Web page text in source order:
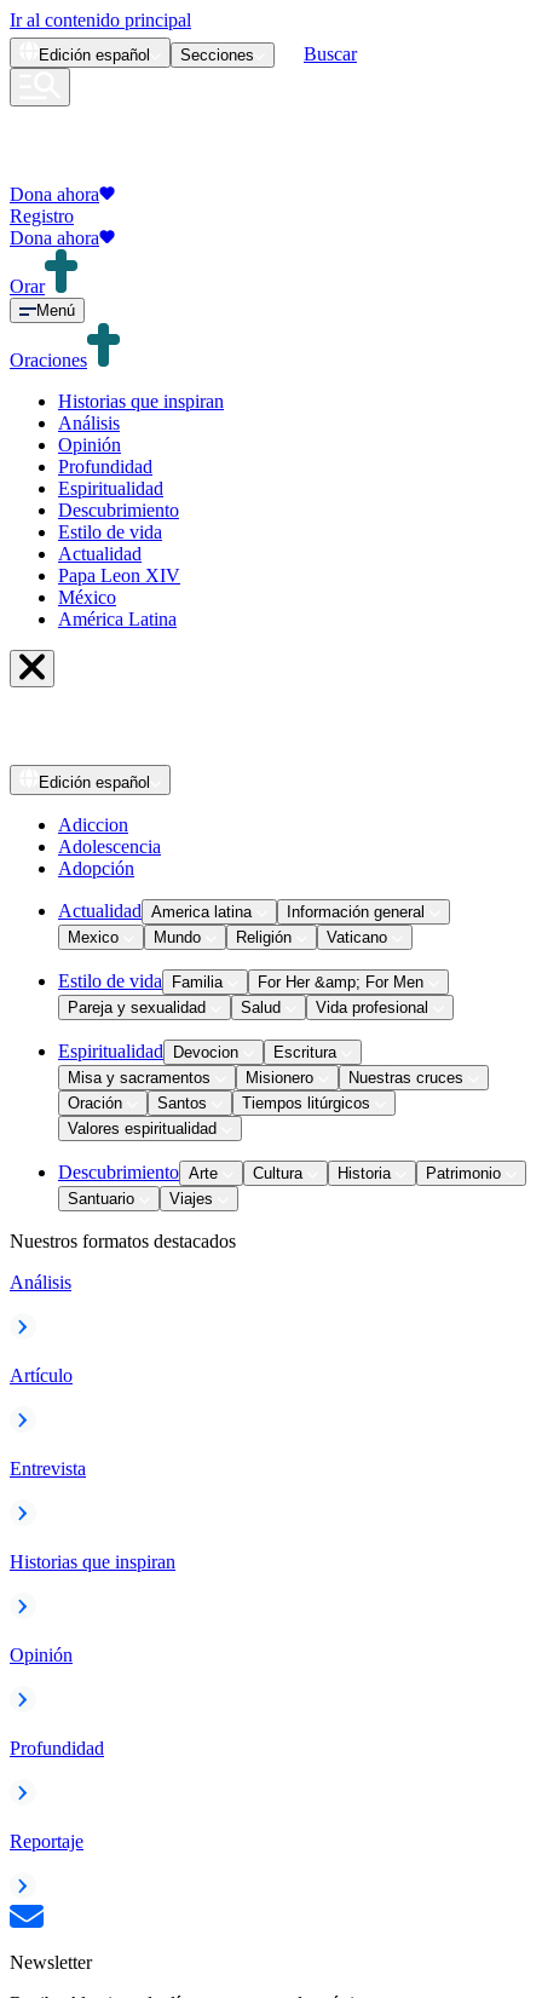
Ir al contenido principal
Edición español Secciones Buscar
Dona ahora
Registro
Dona ahora
Orar
Menú
Oraciones
Historias que inspiran
Análisis
Opinión
Profundidad
Espiritualidad
Descubrimiento
Estilo de vida
Actualidad
Papa Leon XIV
México
América Latina
Edición español
Adiccion
Adolescencia
Adopción
Actualidad America latina
Información general
Mexico
Mundo Religión Vaticano
Estilo de vida Familia
For Her &amp; For Men
Pareja y sexualidad
Salud Vida profesional
Espiritualidad Devocion
Escritura
Misa y sacramentos
Misionero
Nuestras cruces
Oración
Santos
Tiempos litúrgicos
Valores espiritualidad
Descubrimiento Arte Cultura Historia
Patrimonio
Santuario
Viajes
Nuestros formatos destacados
Análisis
Artículo
Entrevista
Historias que inspiran
Opinión
Profundidad
Reportaje
Newsletter